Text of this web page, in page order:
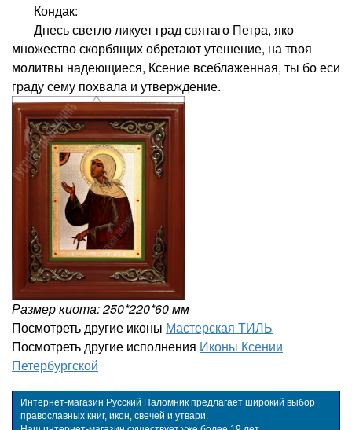
Кондак:
Днесь светло ликует град святаго Петра, яко
множество скорбящих обретают утешение, на твоя
молитвы надеющиеся, Ксение всеблаженная, ты бо еси
граду сему похвала и утверждение.
Размер киота: 250*220*60 мм
Посмотреть другие иконы Мастерская ТИЛЬ
Посмотреть другие исполнения Иконы Ксении
Петербургской
Интернет-магазин Русский Паломник предлагает широкий выбор
православных книг, икон, свечей и утвари.